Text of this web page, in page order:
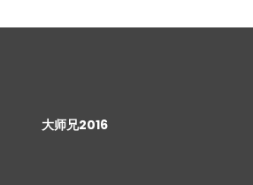
大师兄2016